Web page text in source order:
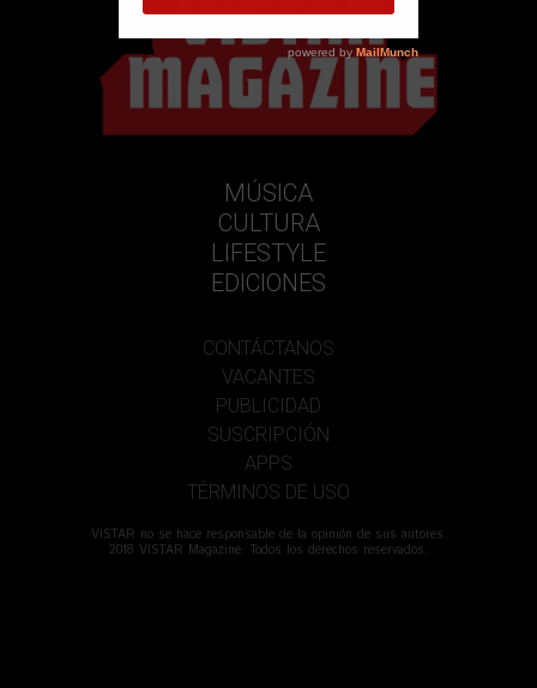
MÚSICA
CULTURA
LIFESTYLE
EDICIONES
CONTÁCTANOS
VACANTES
PUBLICIDAD
SUSCRIPCIÓN
APPS
TÉRMINOS DE USO
VISTAR no se hace responsable de la opinión de sus autores.
2018 VISTAR Magazine. Todos los derechos reservados.